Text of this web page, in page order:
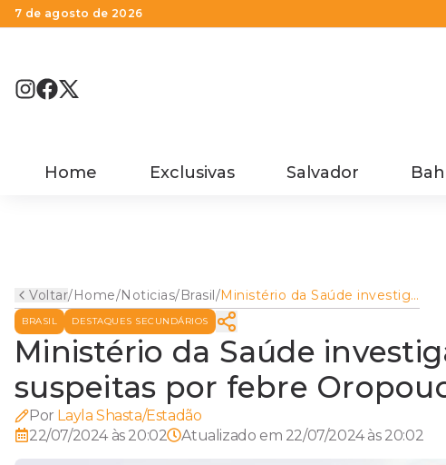
7 de agosto de 2026
Home Exclusivas Salvador
Voltar/Home/Noticias/Brasil/Ministério da Saúde investiga
primeiras mortes suspeitas
por febre Oropouche; duas
são na Bahia
BRASIL DESTAQUES SECUNDÁRIOS
Ministério da Saúde
suspeitas por febre
Por Layla Shasta/Estadão
22/07/2024 às 20:02
Atualizado em 22/07/2024 às 20:02